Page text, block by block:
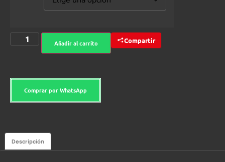
Añadir al carrito Compartir
Comprar por WhatsApp
Descripción